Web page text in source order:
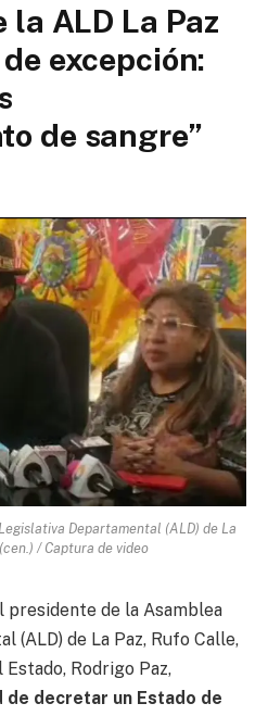
la ALD La Paz
excepción:
de sangre”
Departamental (ALD) de La
/ Captura de video
presidente de la Asamblea
(ALD) de La Paz, Rufo Calle,
Rodrigo Paz,
decretar un Estado de